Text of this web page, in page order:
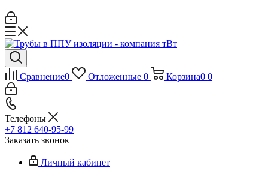
Сравнение0 Отложенные 0 Корзина0 0
Телефоны
+7 812 640-95-99
Заказать звонок
Личный кабинет